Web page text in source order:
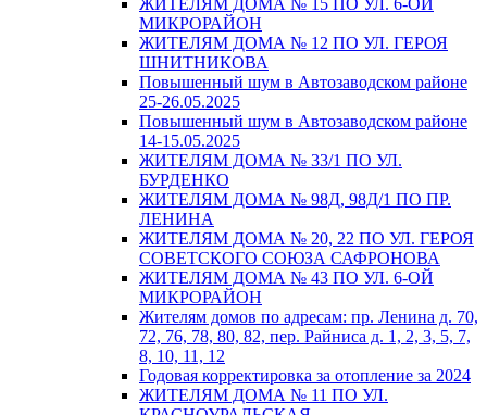
ЖИТЕЛЯМ ДОМА № 15 ПО УЛ. 6-ОЙ
МИКРОРАЙОН
ЖИТЕЛЯМ ДОМА № 12 ПО УЛ. ГЕРОЯ
ШНИТНИКОВА
Повышенный шум в Автозаводском районе
25-26.05.2025
Повышенный шум в Автозаводском районе
14-15.05.2025
ЖИТЕЛЯМ ДОМА № 33/1 ПО УЛ.
БУРДЕНКО
ЖИТЕЛЯМ ДОМА № 98Д, 98Д/1 ПО ПР.
ЛЕНИНА
ЖИТЕЛЯМ ДОМА № 20, 22 ПО УЛ. ГЕРОЯ
СОВЕТСКОГО СОЮЗА САФРОНОВА
ЖИТЕЛЯМ ДОМА № 43 ПО УЛ. 6-ОЙ
МИКРОРАЙОН
Жителям домов по адресам: пр. Ленина д. 70,
72, 76, 78, 80, 82, пер. Райниса д. 1, 2, 3, 5, 7,
8, 10, 11, 12
Годовая корректировка за отопление за 2024
ЖИТЕЛЯМ ДОМА № 11 ПО УЛ.